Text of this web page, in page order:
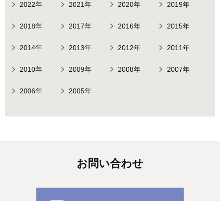
2022年 2021年 2020年 2019年
2018年 2017年 2016年 2015年
2014年 2013年 2012年 2011年
2010年 2009年 2008年 2007年
2006年 2005年
お問い合わせ